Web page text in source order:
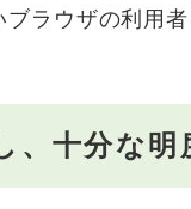
ラウザの利用
、十分な明